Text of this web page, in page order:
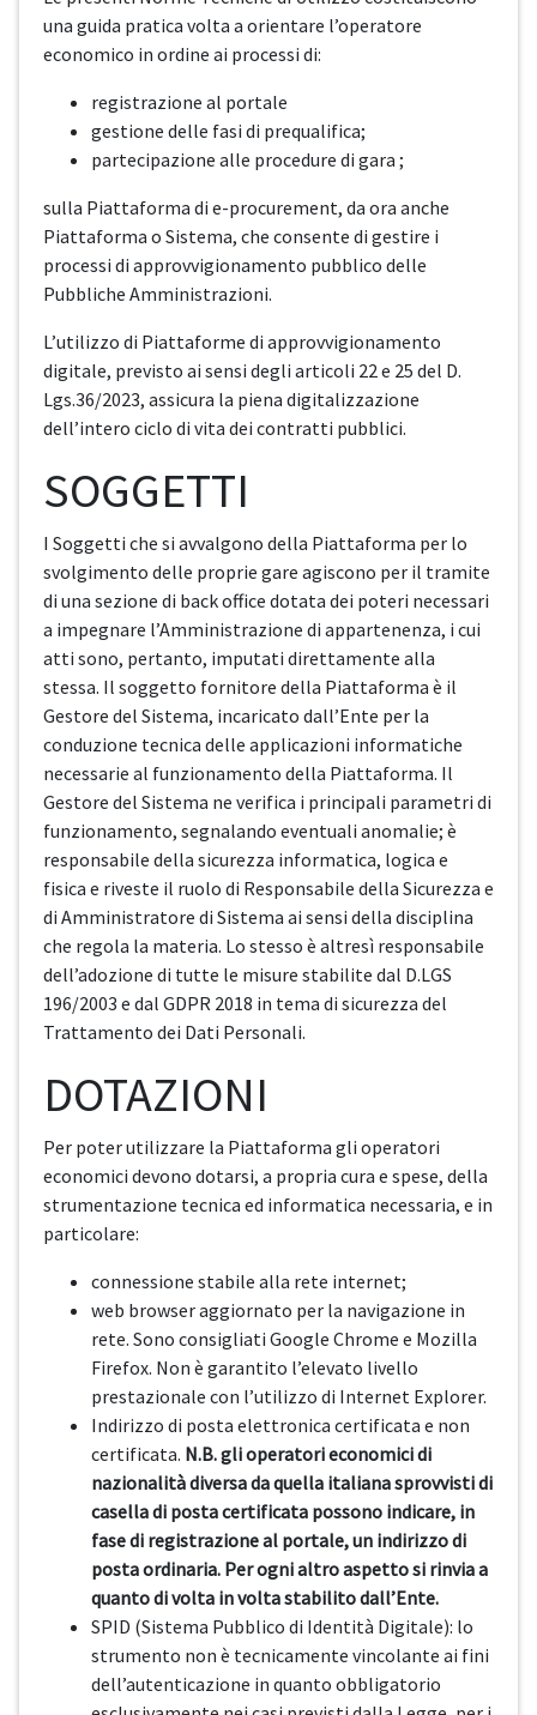
una guida pratica volta a orientare l’operatore
economico in ordine ai processi di:
registrazione al portale
gestione delle fasi di prequalifica;
partecipazione alle procedure di gara ;
sulla Piattaforma di e-procurement, da ora anche
Piattaforma o Sistema, che consente di gestire i
processi di approvvigionamento pubblico delle
Pubbliche Amministrazioni.
L’utilizzo di Piattaforme di approvvigionamento
digitale, previsto ai sensi degli articoli 22 e 25 del D.
Lgs.36/2023, assicura la piena digitalizzazione
dell’intero ciclo di vita dei contratti pubblici.
SOGGETTI
I Soggetti che si avvalgono della Piattaforma per lo
svolgimento delle proprie gare agiscono per il tramite
di una sezione di back office dotata dei poteri necessari
a impegnare l’Amministrazione di appartenenza, i cui
atti sono, pertanto, imputati direttamente alla
stessa. Il soggetto fornitore della Piattaforma è il
Gestore del Sistema, incaricato dall’Ente per la
conduzione tecnica delle applicazioni informatiche
necessarie al funzionamento della Piattaforma. Il
Gestore del Sistema ne verifica i principali parametri di
funzionamento, segnalando eventuali anomalie; è
responsabile della sicurezza informatica, logica e
fisica e riveste il ruolo di Responsabile della Sicurezza e
di Amministratore di Sistema ai sensi della disciplina
che regola la materia. Lo stesso è altresì responsabile
dell’adozione di tutte le misure stabilite dal D.LGS
196/2003 e dal GDPR 2018 in tema di sicurezza del
Trattamento dei Dati Personali.
DOTAZIONI
Per poter utilizzare la Piattaforma gli operatori
economici devono dotarsi, a propria cura e spese, della
strumentazione tecnica ed informatica necessaria, e in
particolare:
connessione stabile alla rete internet;
web browser aggiornato per la navigazione in
rete. Sono consigliati Google Chrome e Mozilla
Firefox. Non è garantito l’elevato livello
prestazionale con l’utilizzo di Internet Explorer.
Indirizzo di posta elettronica certificata e non
certificata. N.B. gli operatori economici di
nazionalità diversa da quella italiana sprovvisti di
casella di posta certificata possono indicare, in
fase di registrazione al portale, un indirizzo di
posta ordinaria. Per ogni altro aspetto si rinvia a
quanto di volta in volta stabilito dall’Ente.
SPID (Sistema Pubblico di Identità Digitale): lo
strumento non è tecnicamente vincolante ai fini
dell’autenticazione in quanto obbligatorio